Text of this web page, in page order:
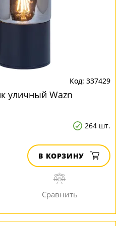
337429
уличный Wazn
264 шт.
В КОРЗИНУ